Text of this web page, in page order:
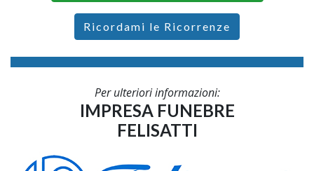
Ricordami le Ricorrenze
Per ulteriori informazioni:
IMPRESA FUNEBRE
FELISATTI